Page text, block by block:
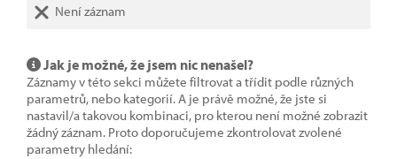
Není záznam
Jak je možné, že jsem nic nenašel?
Záznamy v této sekci můžete filtrovat a třídit podle různých
parametrů, nebo kategorií. A je právě možné, že jste si
nastavil/a takovou kombinaci, pro kterou není možné zobrazit
žádný záznam. Proto doporučujeme zkontrolovat zvolené
parametry hledání: